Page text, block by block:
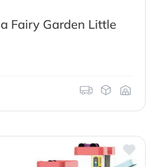
Fairy Garden Little